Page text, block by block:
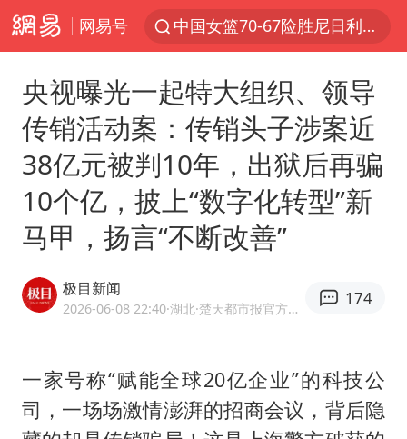
网易号
中国女篮70-67险胜尼日利亚女篮
38岁演员求职万岁山NPC成功
四川宜宾市高县4.9级地震致1人死亡
国乒男单横滨冠军赛全军覆没
秋天的第一杯奶茶到底有多火
日本试射“战斧”导弹，国防部回应
百花奖开幕式
胡彦斌韩磊 谁帮谁
央视曝光一起特大组织、领导
传销活动案：传销头子涉案近
38亿元被判10年，出狱后再骗
10个亿，披上“数字化转型”新
马甲，扬言“不断改善”
极目新闻
2026-06-08 22:40·湖北 ·楚天都市报官方网易号
174
一家号称“赋能全球20亿企业”的科技公
司，一场场激情澎湃的招商会议，背后隐